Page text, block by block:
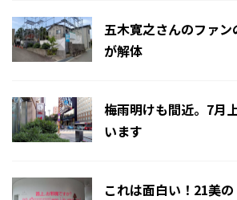
五木寛之さんのファン
が解体
梅雨明けも間近。7月
います
これは面白い！21美